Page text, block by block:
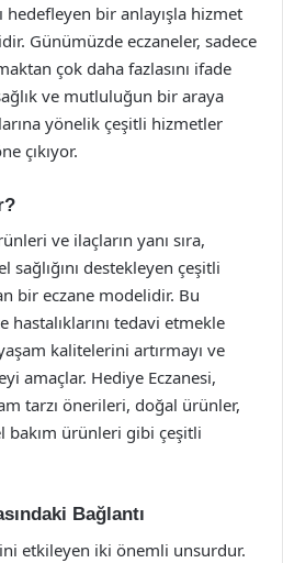
hedefleyen bir anlayışla hizmet
Günümüzde eczaneler, sadece
çok daha fazlasını ifade
ve mutluluğun bir araya
yönelik çeşitli hizmetler
çıkıyor.
ve ilaçların yanı sıra,
destekleyen çeşitli
bir eczane modelidir. Bu
hastalıklarını tedavi etmekle
kalitelerini artırmayı ve
amaçlar. Hediye Eczanesi,
tarzı önerileri, doğal ürünler,
bakım ürünleri gibi çeşitli
Bağlantı
etkileyen iki önemli unsurdur.